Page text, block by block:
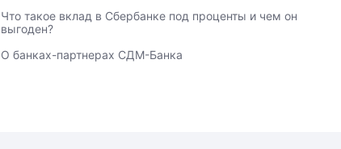
Что такое вклад в Сбербанке под проценты и чем он
выгоден?
О банках-партнерах СДМ-Банка